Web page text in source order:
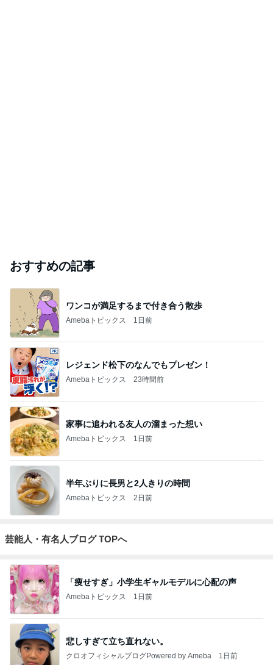
おすすめの記事
ワンコが満足するまで付き合う散歩
Amebaトピックス 1日前
レジェンド松下のなんでもプレゼン！
Amebaトピックス 23時間前
家事に追われる友人の溜まった想い
Amebaトピックス 1日前
半年ぶりに長男と2人きりの時間
Amebaトピックス 2日前
芸能人・有名人ブログ TOPへ
「痩せすぎ」小学生ギャルモデルに心配の声
Amebaトピックス 1日前
悲しすぎて立ち直れない。
クロオフィシャルブログPowered by Ameba 1日前